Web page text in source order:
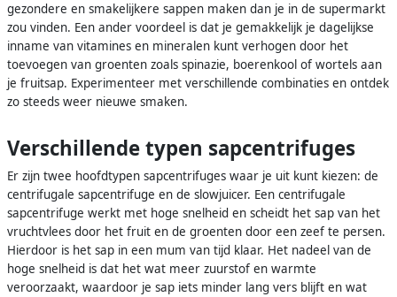
gezondere en smakelijkere sappen maken dan je in de supermarkt
zou vinden. Een ander voordeel is dat je gemakkelijk je dagelijkse
inname van vitamines en mineralen kunt verhogen door het
toevoegen van groenten zoals spinazie, boerenkool of wortels aan
je fruitsap. Experimenteer met verschillende combinaties en ontdek
zo steeds weer nieuwe smaken.
Verschillende typen sapcentrifuges
Er zijn twee hoofdtypen sapcentrifuges waar je uit kunt kiezen: de
centrifugale sapcentrifuge en de slowjuicer. Een centrifugale
sapcentrifuge werkt met hoge snelheid en scheidt het sap van het
vruchtvlees door het fruit en de groenten door een zeef te persen.
Hierdoor is het sap in een mum van tijd klaar. Het nadeel van de
hoge snelheid is dat het wat meer zuurstof en warmte
veroorzaakt, waardoor je sap iets minder lang vers blijft en wat